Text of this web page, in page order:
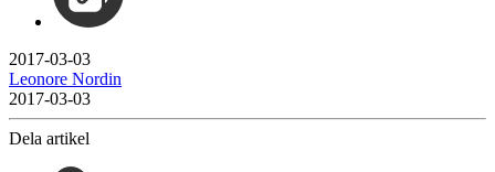
2017-03-03
Leonore Nordin
2017-03-03
Dela artikel